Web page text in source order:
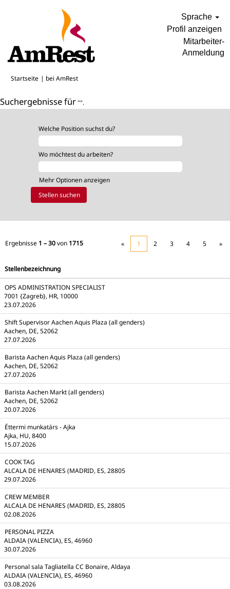
Sprache
Profil anzeigen
Mitarbeiter-
Anmeldung
Startseite | bei AmRest(aktuelle
Suchergebnisse für "".
Welche Position suchst du?
Wo möchtest du arbeiten?
Mehr Optionen anzeigen
Ergebnisse 1 – 30von 1715 « 1 2 3 4 5 »
Stellenbezeichnung
OPS ADMINISTRATION SPECIALIST
7001 {Zagreb}, HR, 10000
23.07.2026
Shift Supervisor Aachen Aquis Plaza (all genders)
Aachen, DE, 52062
27.07.2026
Barista Aachen Aquis Plaza (all genders)
Aachen, DE, 52062
27.07.2026
Barista Aachen Markt (all genders)
Aachen, DE, 52062
20.07.2026
Éttermi munkatárs - Ajka
Ajka, HU, 8400
15.07.2026
COOK TAG
ALCALA DE HENARES (MADRID, ES, 28805
29.07.2026
CREW MEMBER
ALCALA DE HENARES (MADRID, ES, 28805
02.08.2026
PERSONAL PIZZA
ALDAIA (VALENCIA), ES, 46960
30.07.2026
Personal sala Tagliatella CC Bonaire, Aldaya
ALDAIA (VALENCIA), ES, 46960
03.08.2026